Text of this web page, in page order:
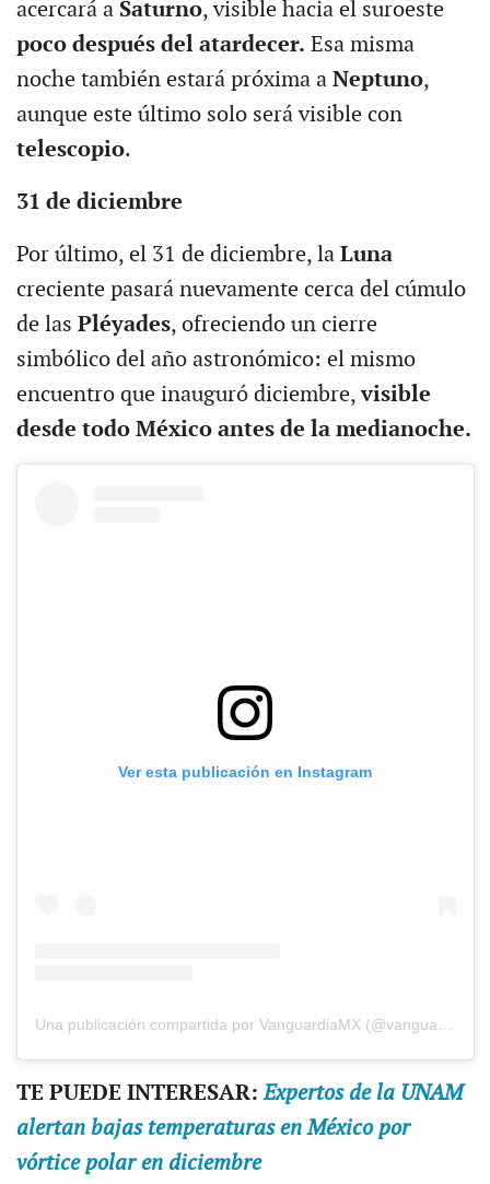
acercará a Saturno, visible hacia el suroeste
poco después del atardecer. Esa misma
noche también estará próxima a Neptuno,
aunque este último solo será visible con
telescopio.
31 de diciembre
Por último, el 31 de diciembre, la Luna
creciente pasará nuevamente cerca del cúmulo
de las Pléyades, ofreciendo un cierre
simbólico del año astronómico: el mismo
encuentro que inauguró diciembre,visible
desde todo México antes de la medianoche.
Ver esta publicación en Instagram
TE PUEDE INTERESAR:Expertos de la UNAM
alertan bajas temperaturas en México por
vórtice polar en diciembre